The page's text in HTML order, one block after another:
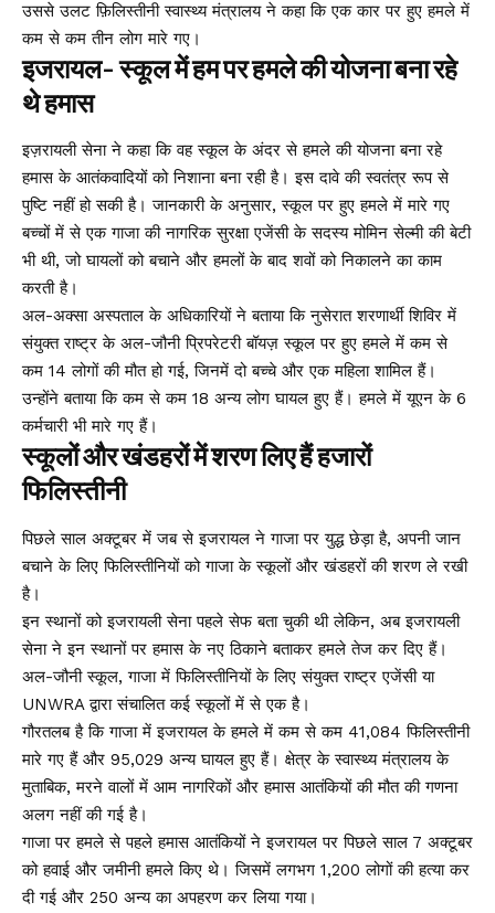
उससे उलट फ़िलिस्तीनी स्वास्थ्य मंत्रालय ने कहा कि एक कार पर हुए हमले में
कम से कम तीन लोग मारे गए।
इजरायल- स्कूल में हम पर हमले की योजना बना रहे
थे हमास
इज़रायली सेना ने कहा कि वह स्कूल के अंदर से हमले की योजना बना रहे
हमास के आतंकवादियों को निशाना बना रही है। इस दावे की स्वतंत्र रूप से
पुष्टि नहीं हो सकी है। जानकारी के अनुसार, स्कूल पर हुए हमले में मारे गए
बच्चों में से एक गाजा की नागरिक सुरक्षा एजेंसी के सदस्य मोमिन सेल्मी की बेटी
भी थी, जो घायलों को बचाने और हमलों के बाद शवों को निकालने का काम
करती है।
अल-अक्सा अस्पताल के अधिकारियों ने बताया कि नुसेरात शरणार्थी शिविर में
संयुक्त राष्ट्र के अल-जौनी प्रिपरेटरी बॉयज़ स्कूल पर हुए हमले में कम से
कम 14 लोगों की मौत हो गई, जिनमें दो बच्चे और एक महिला शामिल हैं।
उन्होंने बताया कि कम से कम 18 अन्य लोग घायल हुए हैं। हमले में यूएन के 6
कर्मचारी भी मारे गए हैं।
स्कूलों और खंडहरों में शरण लिए हैं हजारों
फिलिस्तीनी
पिछले साल अक्टूबर में जब से इजरायल ने गाजा पर युद्ध छेड़ा है, अपनी जान
बचाने के लिए फिलिस्तीनियों को गाजा के स्कूलों और खंडहरों की शरण ले रखी
है।
इन स्थानों को इजरायली सेना पहले सेफ बता चुकी थी लेकिन, अब इजरायली
सेना ने इन स्थानों पर हमास के नए ठिकाने बताकर हमले तेज कर दिए हैं।
अल-जौनी स्कूल, गाजा में फिलिस्तीनियों के लिए संयुक्त राष्ट्र एजेंसी या
UNWRA द्वारा संचालित कई स्कूलों में से एक है।
गौरतलब है कि गाजा में इजरायल के हमले में कम से कम 41,084 फिलिस्तीनी
मारे गए हैं और 95,029 अन्य घायल हुए हैं। क्षेत्र के स्वास्थ्य मंत्रालय के
मुताबिक, मरने वालों में आम नागरिकों और हमास आतंकियों की मौत की गणना
अलग नहीं की गई है।
गाजा पर हमले से पहले हमास आतंकियों ने इजरायल पर पिछले साल 7 अक्टूबर
को हवाई और जमीनी हमले किए थे। जिसमें लगभग 1,200 लोगों की हत्या कर
दी गई और 250 अन्य का अपहरण कर लिया गया।